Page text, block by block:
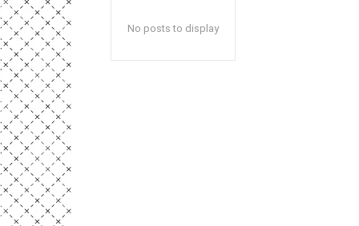
No posts to display